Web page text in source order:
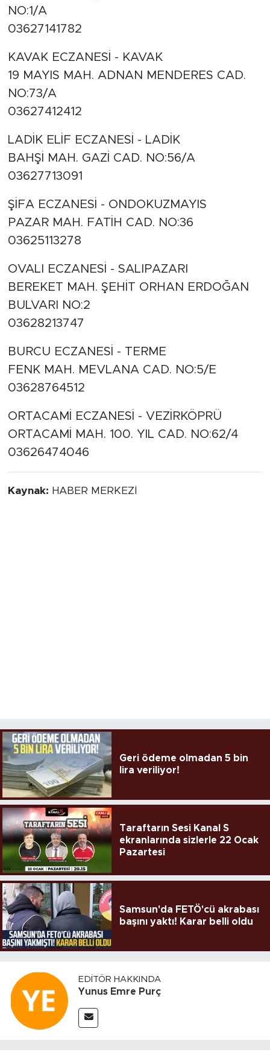
NO:1/A
03627141782
KAVAK ECZANESİ - KAVAK
19 MAYIS MAH. ADNAN MENDERES CAD.
NO:73/A
03627412412
LADİK ELİF ECZANESİ - LADİK
BAHŞİ MAH. GAZİ CAD. NO:56/A
03627713091
ŞİFA ECZANESİ - ONDOKUZMAYIS
PAZAR MAH. FATİH CAD. NO:36
03625113278
OVALI ECZANESİ - SALIPAZARI
BEREKET MAH. ŞEHİT ORHAN ERDOĞAN
BULVARI NO:2
03628213747
BURCU ECZANESİ - TERME
FENK MAH. MEVLANA CAD. NO:5/E
03628764512
ORTACAMİ ECZANESİ - VEZİRKÖPRÜ
ORTACAMİ MAH. 100. YIL CAD. NO:62/4
03626474046
Kaynak: HABER MERKEZİ
Geri ödeme olmadan 5 bin
lira veriliyor!
Taraftarın Sesi Kanal S
ekranlarında sizlerle 22 Ocak
Pazartesi
Samsun'da FETÖ'cü akrabası
başını yaktı! Karar belli oldu
EDITÖR HAKKINDA
Yunus Emre Purç